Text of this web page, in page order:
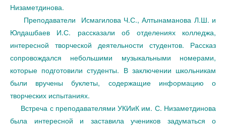
Низаметдинова.
Преподаватели Исмагилова Ч.С., Алтынаманова Л.Ш. и
Юлдашбаев И.С. рассказали об отделениях колледжа,
интересной творческой деятельности студентов. Рассказ
сопровождался небольшими музыкальными номерами,
которые подготовили студенты. В заключении школьникам
были вручены буклеты, содержащие информацию о
творческих испытаниях.
Встреча с преподавателями УКИиК им. С. Низаметдинова
была интересной и заставила учеников задуматься о